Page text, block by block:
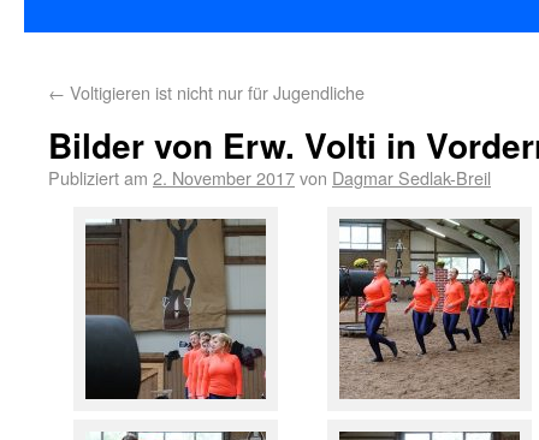
← Voltigieren ist nicht nur für Jugendliche
Bilder von Erw. Volti in
Publiziert am 2. November 2017von Dagmar Sedlak-Breil